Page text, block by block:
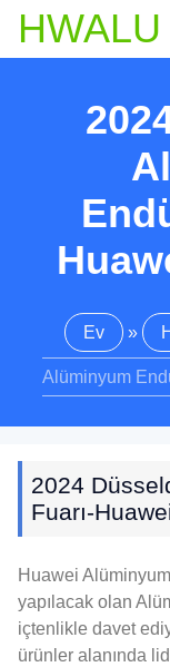
HWALU
Ev »
Alüminyum
2024
Fuarı-
Huawei
yapılacak olan
içtenlikle davet
ürünler alanında